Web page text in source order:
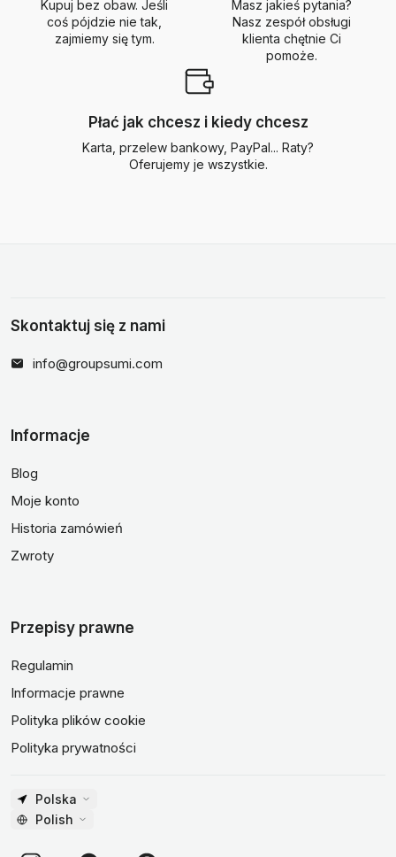
Kupuj bez obaw. Jeśli
coś pójdzie nie tak,
zajmiemy się tym.
Masz jakieś pytania?
Nasz zespół obsługi
klienta chętnie Ci
pomoże.
Płać jak chcesz i kiedy chcesz
Karta, przelew bankowy, PayPal... Raty?
Oferujemy je wszystkie.
Skontaktuj się z nami
info@groupsumi.com
Informacje
Blog
Moje konto
Historia zamówień
Zwroty
Przepisy prawne
Regulamin
Informacje prawne
Polityka plików cookie
Polityka prywatności
Polska
Polish